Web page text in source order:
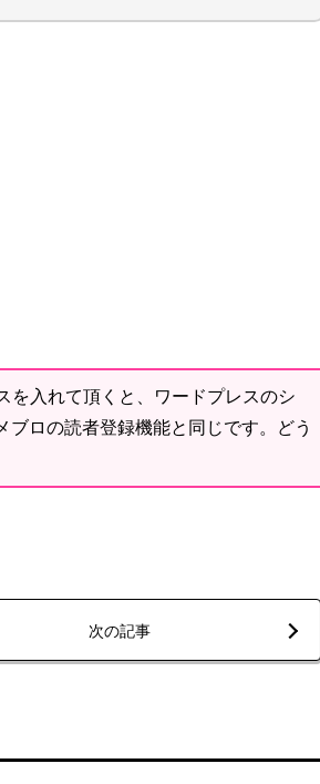
を入れて頂くと、ワードプレスのシ
ロの読者登録機能と同じです。どう
次の記事